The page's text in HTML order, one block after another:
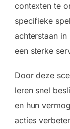
contexten te
specifieke
achterstaan
een sterke
Door deze
leren snel
en hun
acties